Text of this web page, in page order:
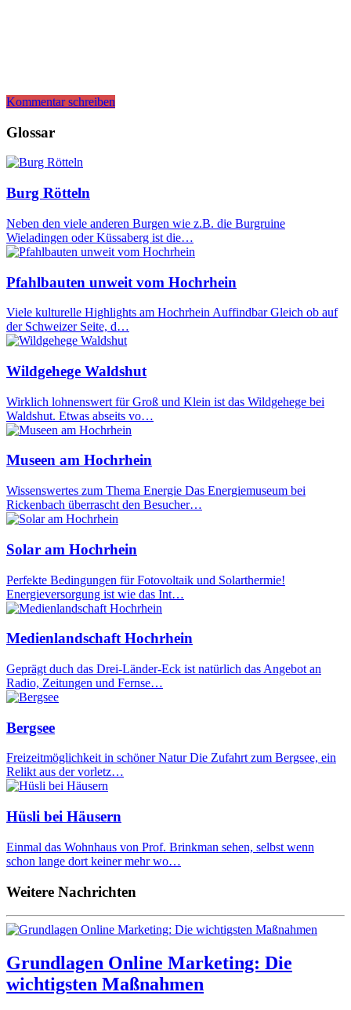
Kommentar schreiben
Glossar
Burg Rötteln
Neben den viele anderen Burgen wie z.B. die Burgruine
Wieladingen oder Küssaberg ist die…
Pfahlbauten unweit vom Hochrhein
Viele kulturelle Highlights am Hochrhein Auffindbar Gleich ob auf
der Schweizer Seite, d…
Wildgehege Waldshut
Wirklich lohnenswert für Groß und Klein ist das Wildgehege bei
Waldshut. Etwas abseits vo…
Museen am Hochrhein
Wissenswertes zum Thema Energie Das Energiemuseum bei
Rickenbach überrascht den Besucher…
Solar am Hochrhein
Perfekte Bedingungen für Fotovoltaik und Solarthermie!
Energieversorgung ist wie das Int…
Medienlandschaft Hochrhein
Geprägt duch das Drei-Länder-Eck ist natürlich das Angebot an
Radio, Zeitungen und Fernse…
Bergsee
Freizeitmöglichkeit in schöner Natur Die Zufahrt zum Bergsee, ein
Relikt aus der vorletz…
Hüsli bei Häusern
Einmal das Wohnhaus von Prof. Brinkman sehen, selbst wenn
schon lange dort keiner mehr wo…
Weitere Nachrichten
Grundlagen Online Marketing: Die
wichtigsten Maßnahmen